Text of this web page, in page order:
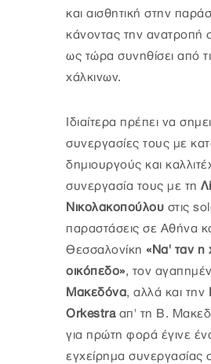
και αισθητική στην
κάνοντας την ανατροπή
ως τώρα συνηθίσει από
χάλκινων.
Ιδιαίτερα πρέπει να
συνεργασίες τους με
δημιουργούς και
συνεργασία τους με τη
Νικολακοπούλου στις
παραστάσεις σε Αθήνα
Θεσσαλονίκη «Να' ταν η
οικόπεδο», τον
Μακεδόνα, αλλά και την
Orkestraαπ' τη Β.
για πρώτη φορά έγινε
εγχείρημα συνεργασίας